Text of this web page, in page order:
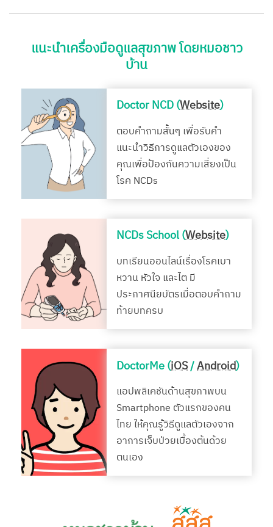
แนะนำเครื่องมือดูแลสุขภาพ โดยหมอชาว
บ้าน
Doctor NCD (Website)
ตอบคำถามสั้นๆ เพื่อรับคำ
แนะนำวิธีการดูแลตัวเองของ
คุณเพื่อป้องกันความเสี่ยงเป็น
โรค NCDs
NCDs School (Website)
บทเรียนออนไลน์เรื่องโรคเบา
หวาน หัวใจ และไต มี
ประกาศนียบัตรเมื่อตอบคำถาม
ท้ายบทครบ
DoctorMe (iOS/Android)
แอปพลิเคชันด้านสุขภาพบน
Smartphone ตัวแรกของคน
ไทย ให้คุณรู้วิธีดูแลตัวเองจาก
อาการเจ็บป่วยเบื้องต้นด้วย
ตนเอง